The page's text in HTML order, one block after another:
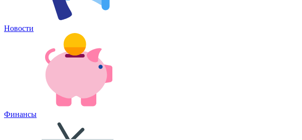
Новости
Финансы